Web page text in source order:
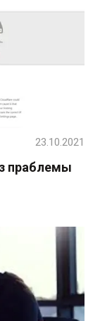
праблемы
23.10.2021